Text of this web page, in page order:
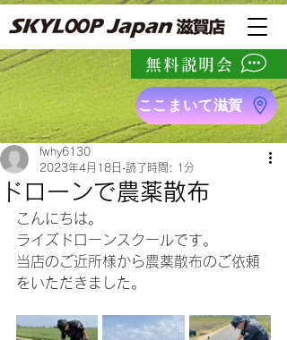
無料説明会
ここまいて滋賀
ドローンで農薬散布
fwhy6130
2023年4月18日 読了時間: 1分
こんにちは。
ライズドローンスクールです。
当店のご近所様から農薬散布のご依頼
をいただきました。